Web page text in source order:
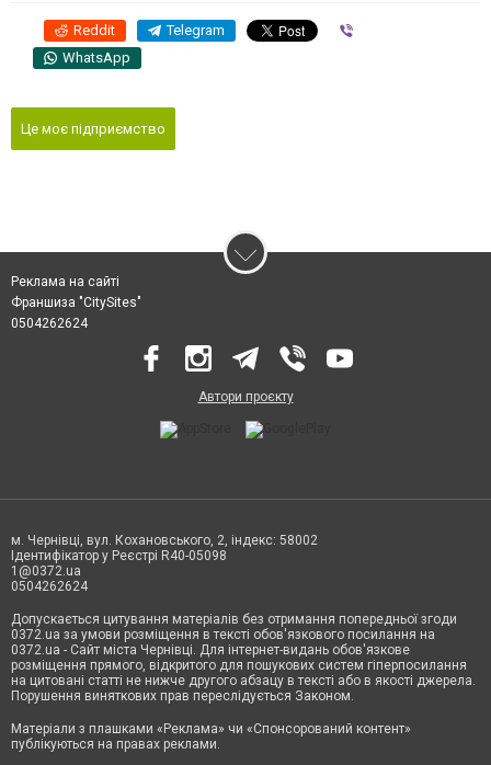
Reddit Telegram
WhatsApp
Це моє підприємство
Реклама на сайті
Франшиза "CitySites"
0504262624
Автори проєкту
м. Чернівці, вул. Кохановського, 2, індекс: 58002
Ідентифікатор у Реєстрі R40-05098
1@0372.ua
0504262624
Допускається цитування матеріалів без отримання попередньої згоди
0372.ua за умови розміщення в тексті обов'язкового посилання на
0372.ua - Сайт міста Чернівці. Для інтернет-видань обов'язкове
розміщення прямого, відкритого для пошукових систем гіперпосилання
на цитовані статті не нижче другого абзацу в тексті або в якості джерела.
Порушення виняткових прав переслідується Законом.
Матеріали з плашками «Реклама» чи «Спонсорований контент»
публікуються на правах реклами.